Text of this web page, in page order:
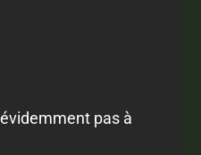
pas à